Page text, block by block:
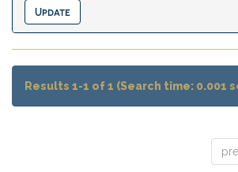
Results 1-1 of 1 (Search time: 0.001